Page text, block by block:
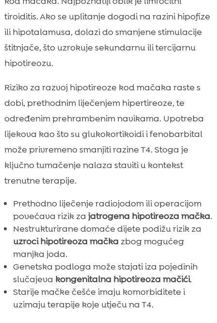
tiroiditis. Ako se uplitanje dogodi na razini hipofize
ili hipotalamusa, dolazi do smanjene stimulacije
štitnjače, što uzrokuje sekundarnu ili tercijarnu
hipotireozu.
Riziko za razvoj hipotireoze kod mačaka raste s
dobi, prethodnim liječenjem hipertireoze, te
određenim prehrambenim navikama. Upotreba
lijekova kao što su glukokortikoidi i fenobarbital
može privremeno smanjiti razine T4. Stoga je
ključno tumačenje nalaza staviti u kontekst
trenutne terapije.
Prethodno liječenje radiojodom ili operacijom
povećava rizik za jatrogena hipotireoza mačka.
Nestrukturirane domaće dijete podižu rizik za
uzroci hipotireoza mačka zbog mogućeg
manjka joda.
Genetska podloga može stajati iza pojedinih
slučajeva kongenitalna hipotireoza mačići.
Starije mačke češće imaju komorbiditete i
uzimaju terapije koje utječu na T4.